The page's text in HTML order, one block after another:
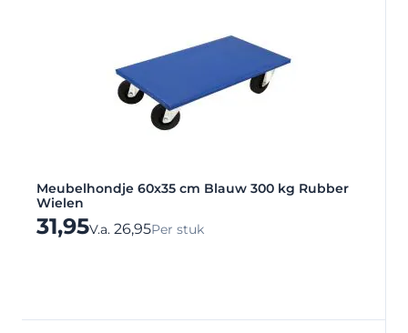
Meubelhondje 60x35 cm Blauw 300 kg Rubber
Wielen
31,95V.a. 26,95Per stuk